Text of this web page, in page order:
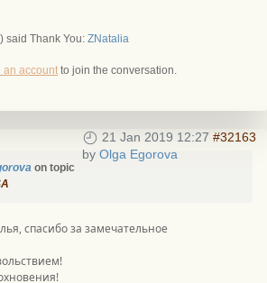
said Thank You: ZNatalia
an account to join the conversation.
21 Jan 2019 12:27 #32163
by Olga Egorova
on topic
спасибо за замечательное